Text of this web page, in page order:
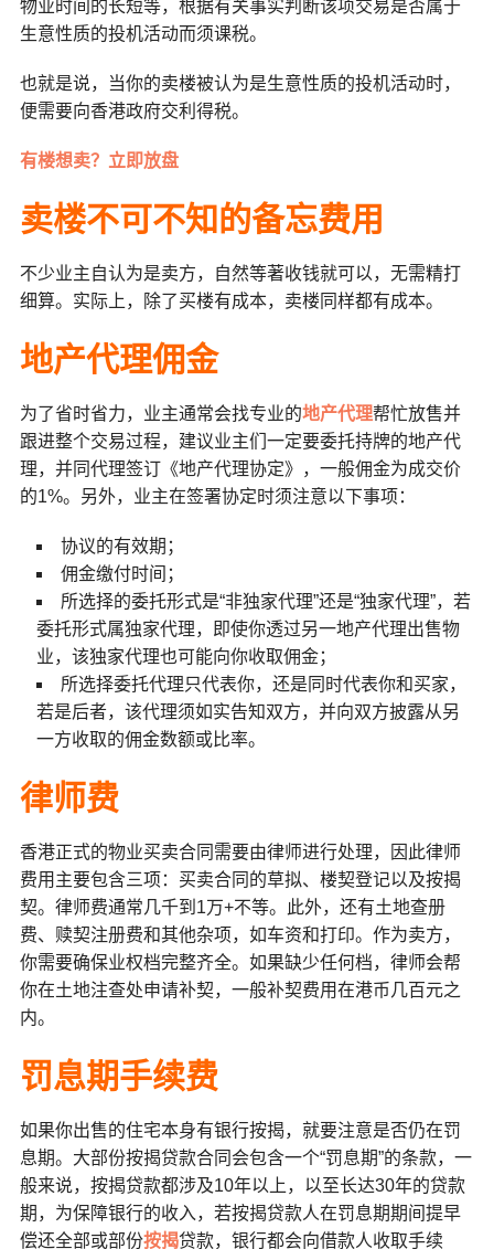
物业时间的长短等，根据有关事实判断该项交易是否属于
生意性质的投机活动而须课税。
也就是说，当你的卖楼被认为是生意性质的投机活动时，
便需要向香港政府交利得税。
有楼想卖？立即放盘
卖楼不可不知的备忘费用
不少业主自认为是卖方，自然等著收钱就可以，无需精打
细算。实际上，除了买楼有成本，卖楼同样都有成本。
地产代理佣金
为了省时省力，业主通常会找专业的地产代理帮忙放售并
跟进整个交易过程，建议业主们一定要委托持牌的地产代
理，并同代理签订《地产代理协定》，一般佣金为成交价
的1%。另外，业主在签署协定时须注意以下事项：
协议的有效期；
佣金缴付时间；
所选择的委托形式是“非独家代理”还是“独家代理”，若
委托形式属独家代理，即使你透过另一地产代理出售物
业，该独家代理也可能向你收取佣金；
所选择委托代理只代表你，还是同时代表你和买家，
若是后者，该代理须如实告知双方，并向双方披露从另
一方收取的佣金数额或比率。
律师费
香港正式的物业买卖合同需要由律师进行处理，因此律师
费用主要包含三项：买卖合同的草拟、楼契登记以及按揭
契。律师费通常几千到1万+不等。此外，还有土地查册
费、赎契注册费和其他杂项，如车资和打印。作为卖方，
你需要确保业权档完整齐全。如果缺少任何档，律师会帮
你在土地注查处申请补契，一般补契费用在港币几百元之
内。
罚息期手续费
如果你出售的住宅本身有银行按揭，就要注意是否仍在罚
息期。大部份按揭贷款合同会包含一个“罚息期”的条款，一
般来说，按揭贷款都涉及10年以上，以至长达30年的贷款
期，为保障银行的收入，若按揭贷款人在罚息期期间提早
偿还全部或部份按揭贷款，银行都会向借款人收取手续